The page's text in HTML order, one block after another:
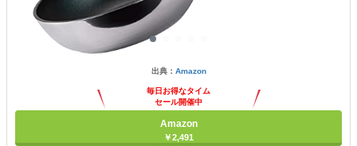
出典： Amazon
毎日お得なタイム
セール開催中
Amazon
￥2,491